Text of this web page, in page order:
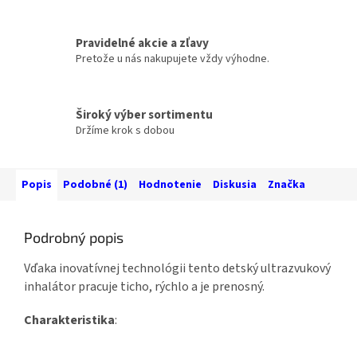
Pravidelné akcie a zľavy
Pretože u nás nakupujete vždy výhodne.
Široký výber sortimentu
Držíme krok s dobou
Popis Podobné (1) Hodnotenie Diskusia Značka
Podrobný popis
Vďaka inovatívnej technológii tento detský ultrazvukový
inhalátor pracuje ticho, rýchlo a je prenosný.
Charakteristika: